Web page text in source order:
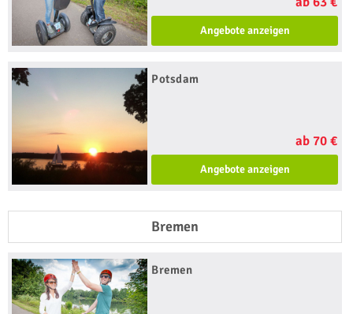
Angebote anzeigen
Potsdam
ab 70 €
Angebote anzeigen
Bremen
Bremen